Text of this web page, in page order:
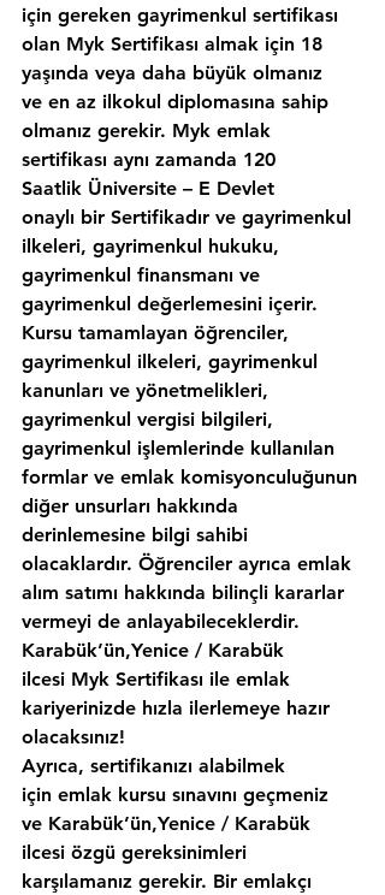
için gereken gayrimenkul sertifikası
olan Myk Sertifikası almak için 18
yaşında veya daha büyük olmanız
ve en az ilkokul diplomasına sahip
olmanız gerekir. Myk emlak
sertifikası aynı zamanda 120
Saatlik Üniversite – E Devlet
onaylı bir Sertifikadır ve gayrimenkul
ilkeleri, gayrimenkul hukuku,
gayrimenkul finansmanı ve
gayrimenkul değerlemesini içerir.
Kursu tamamlayan öğrenciler,
gayrimenkul ilkeleri, gayrimenkul
kanunları ve yönetmelikleri,
gayrimenkul vergisi bilgileri,
gayrimenkul işlemlerinde kullanılan
formlar ve emlak komisyonculuğunun
diğer unsurları hakkında
derinlemesine bilgi sahibi
olacaklardır. Öğrenciler ayrıca emlak
alım satımı hakkında bilinçli kararlar
vermeyi de anlayabileceklerdir.
Karabük’ün,Yenice / Karabük
ilcesi Myk Sertifikası ile emlak
kariyerinizde hızla ilerlemeye hazır
olacaksınız!
Ayrıca, sertifikanızı alabilmek
için emlak kursu sınavını geçmeniz
ve Karabük’ün,Yenice / Karabük
ilcesi özgü gereksinimleri
karşılamanız gerekir. Bir emlakçı